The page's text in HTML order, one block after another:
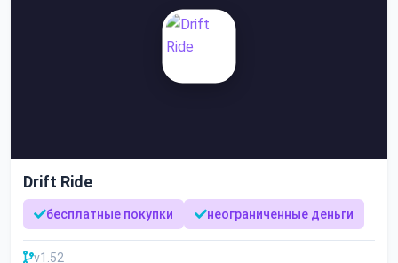
Drift Ride
бесплатные покупки неограниченные деньги
v1.52